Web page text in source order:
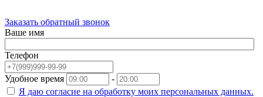
Заказать обратный звонок
Ваше имя
Телефон
Удобное время
-
Я даю согласие на обработку моих персональных данных.